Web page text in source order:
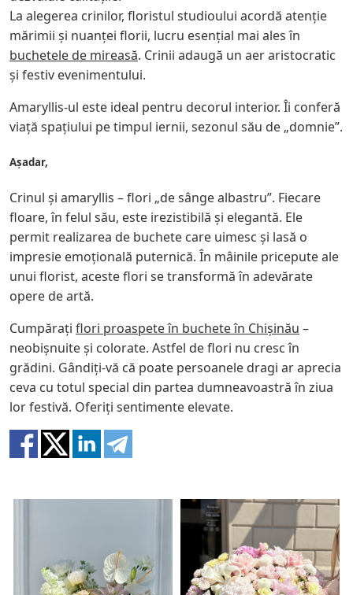
La alegerea crinilor, floristul studioului acordă atenție
mărimii și nuanței florii, lucru esențial mai ales în
buchetele de mireasă. Crinii adaugă un aer aristocratic
și festiv evenimentului.
Amaryllis-ul este ideal pentru decorul interior. Îi conferă
viață spațiului pe timpul iernii, sezonul său de „domnie”.
Așadar,
Crinul și amaryllis – flori „de sânge albastru”. Fiecare
floare, în felul său, este irezistibilă și elegantă. Ele
permit realizarea de buchete care uimesc și lasă o
impresie emoțională puternică. În mâinile pricepute ale
unui florist, aceste flori se transformă în adevărate
opere de artă.
Cumpărați flori proaspete în buchete în Chișinău –
neobișnuite și colorate. Astfel de flori nu cresc în
grădini. Gândiți-vă că poate persoanele dragi ar aprecia
ceva cu totul special din partea dumneavoastră în ziua
lor festivă. Oferiți sentimente elevate.